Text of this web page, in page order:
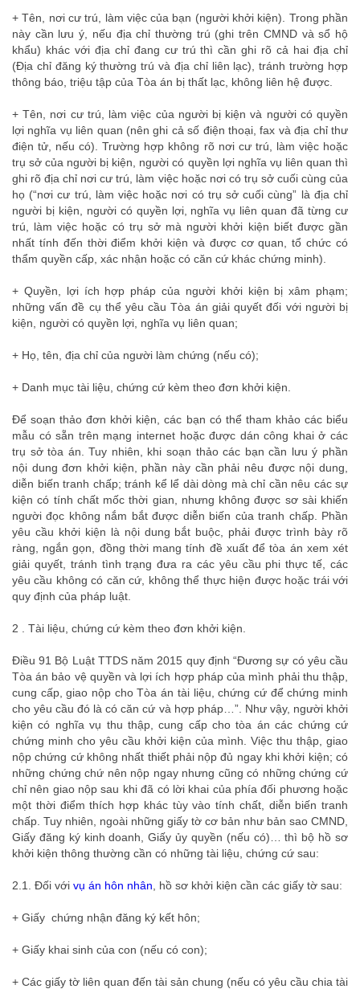
+ Tên, nơi cư trú, làm việc của bạn (người khởi kiện). Trong phần
này cần lưu ý, nếu địa chỉ thường trú (ghi trên CMND và sổ hộ
khẩu) khác với địa chỉ đang cư trú thì cần ghi rõ cả hai địa chỉ
(Địa chỉ đăng ký thường trú và địa chỉ liên lạc), tránh trường hợp
thông báo, triệu tập của Tòa án bị thất lạc, không liên hệ được.
+ Tên, nơi cư trú, làm việc của người bị kiện và người có quyền
lợi nghĩa vụ liên quan (nên ghi cả số điện thoại, fax và địa chỉ thư
điện tử, nếu có). Trường hợp không rõ nơi cư trú, làm việc hoặc
trụ sở của người bị kiện, người có quyền lợi nghĩa vụ liên quan thì
ghi rõ địa chỉ nơi cư trú, làm việc hoặc nơi có trụ sở cuối cùng của
họ (“nơi cư trú, làm việc hoặc nơi có trụ sở cuối cùng” là địa chỉ
người bị kiện, người có quyền lợi, nghĩa vụ liên quan đã từng cư
trú, làm việc hoặc có trụ sở mà người khởi kiện biết được gần
nhất tính đến thời điểm khởi kiện và được cơ quan, tổ chức có
thẩm quyền cấp, xác nhận hoặc có căn cứ khác chứng minh)
+ Quyền, lợi ích hợp pháp của người khởi kiện bị xâm phạm;
những vấn đề cụ thể yêu cầu Tòa án giải quyết đối với người bị
kiện, người có quyền lợi, nghĩa vụ liên quan;
+ Họ, tên, địa chỉ của người làm chứng (nếu có);
+ Danh mục tài liệu, chứng cứ kèm theo đơn khởi kiện.
Để soạn thảo đơn khởi kiện, các bạn có thể tham khảo các biểu
mẫu có sẵn trên mạng internet hoặc được dán công khai ở các
trụ sở tòa án. Tuy nhiên, khi soạn thảo các bạn cần lưu ý phần
nội dung đơn khởi kiện, phần này cần phải nêu được nội dung,
diễn biến tranh chấp; tránh kể lể dài dòng mà chỉ cần nêu các sự
kiện có tính chất mốc thời gian, nhưng không được sơ sài khiến
người đọc không nắm bắt được diễn biến của tranh chấp. Phần
yêu cầu khởi kiện là nội dung bắt buộc, phải được trình bày rõ
ràng, ngắn gọn, đồng thời mang tính đề xuất để tòa án xem xét
giải quyết, tránh tình trạng đưa ra các yêu cầu phi thực tế, các
yêu cầu không có căn cứ, không thể thực hiện được hoặc trái với
quy định của pháp luật.
2 . Tài liệu, chứng cứ kèm theo đơn khởi kiện.
Điều 91 Bộ Luật TTDS năm 2015 quy định“Đương sự có yêu cầu
Tòa án bảo vệ quyền và lợi ích hợp pháp của mình phải thu thập,
cung cấp, giao nộp cho Tòa án tài liệu, chứng cứ để chứng minh
cho yêu cầu đó là có căn cứ và hợp pháp…”. Như vậy, người khởi
kiện có nghĩa vụ thu thập, cung cấp cho tòa án các chứng cứ
chứng minh cho yêu cầu khởi kiện của mình. Việc thu thập, giao
nộp chứng cứ không nhất thiết phải nộp đủ ngay khi khởi kiện; có
những chứng chứ nên nộp ngay nhưng cũng có những chứng cứ
chỉ nên giao nộp sau khi đã có lời khai của phía đối phương hoặc
một thời điểm thích hợp khác tùy vào tính chất, diễn biến tranh
chấp. Tuy nhiên, ngoài những giấy tờ cơ bản như bản sao CMND,
Giấy đăng ký kinh doanh, Giấy ủy quyền (nếu có)… thì bộ hồ sơ
khởi kiện thông thường cần có những tài liệu, chứng cứ sau:
2.1. Đối với vụ án hôn nhân , hồ sơ khởi kiện cần các giấy tờ sau:
+ Giấy chứng nhận đăng ký kết hôn;
+ Giấy khai sinh của con (nếu có con);
+ Các giấy tờ liên quan đến tài sản chung (nếu có yêu cầu chia tài